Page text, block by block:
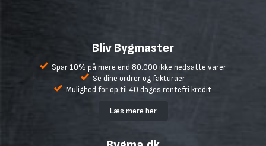
Bliv Bygmaster
Spar 10% på mere end 80.000 ikke nedsatte varer
Se dine ordrer og fakturaer
Mulighed for op til 40 dages rentefri kredit
Læs mere her